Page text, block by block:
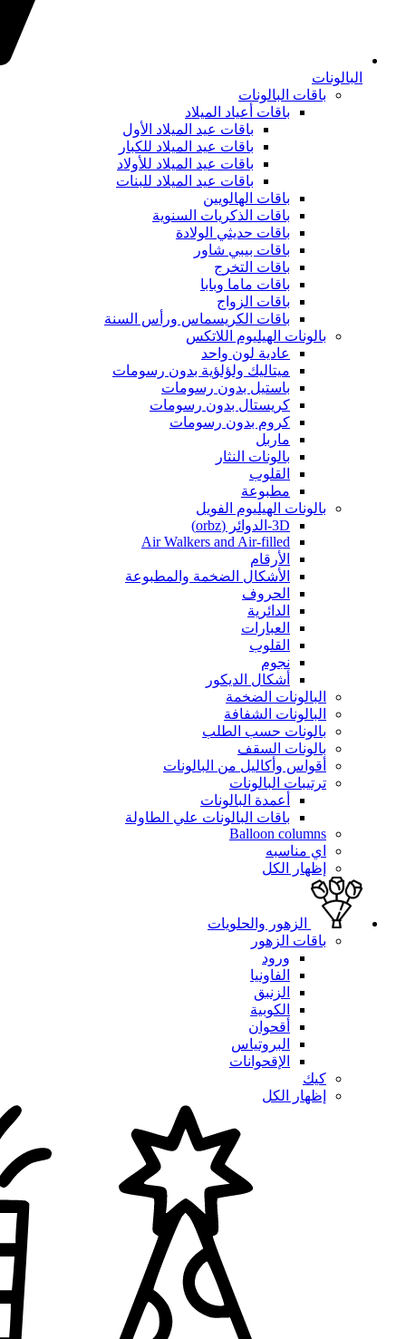
البالونات
باقات البالونات
باقات أعياد الميلاد
باقات عيد الميلاد الأول
باقات عيد الميلاد للكبار
باقات عيد الميلاد للأولاد
باقات عيد الميلاد للبنات
باقات الهالويين
باقات الذكريات السنوية
باقات حديثي الولادة
باقات بيبي شاور
باقات التخرج
باقات ماما وبابا
باقات الزواج
باقات الكريسماس ورأس السنة
بالونات الهيليوم اللاتكس
عادية لون واحد
ميتاليك ولؤلؤية بدون رسومات
باستيل بدون رسومات
كريستال بدون رسومات
كروم بدون رسومات
ماربل
بالونات النثار
القلوب
مطبوعة
بالونات الهيليوم الفويل
3D-الدوائر (orbz)
Air Walkers and Air-filled
الأرقام
الأشكال الضخمة والمطبوعة
الحروف
الدائرية
العبارات
القلوب
نجوم
أشكال الديكور
البالونات الضخمة
البالونات الشفافة
بالونات حسب الطلب
بالونات السقف
أقواس وأكاليل من البالونات
ترتيبات البالونات
أعمدة البالونات
باقات البالونات علي الطاولة
Balloon columns
اي مناسبه
إظهار الكل
الزهور والحلويات
باقات الزهور
ورود
الفاونيا
الزنبق
الكوبية
أقحوان
البروتياس
الإقحوانات
كيك
إظهار الكل